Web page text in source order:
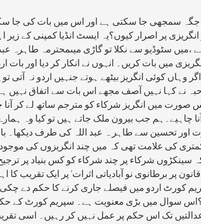
ہر جگہ سمجھی جا سکتی ہے اور اس میں بات کی جا
پر اصرار کیوں؟یہ ایسٹ انڈیا کمپنی کے زیر
سٹوڈیو سے نکلا تو گاڑی میںمحترمہ طاہرہ
میں بات کریں۔ انہوں نے انکار کر دیا اور
کوئی انگریز بیٹھے ہوتے جنہیں اردو نہ آتی
نے کہا نہیں آصف مجھے اس بات سے اتفاق
صورت میں انگریز شرکاء کو مترجم ساتھ لے کر
چاہیے۔ہم جب بیرون ملک جاتے ہیں تو کیا وہ
اور تحسین سے طاہر ہ عبد اللہ کی طرف دیکھا۔
کی علامت تھی کہ میں چند انگریزوں کی
سینکڑوں شرکاء پر چند شرکاء کو کس بنیاد پر
پر برطانوی نو آبادیاتی اثرات‘ پر ایک تقریب کا
کورٹ اردو میں فیصلے جاری کرنے کا حکم دے
سوال میں بڑی معنویت ہے۔ سپریم کورٹ کے
تک اس حکم پر عمل نہیں کر رہیں۔ اسی